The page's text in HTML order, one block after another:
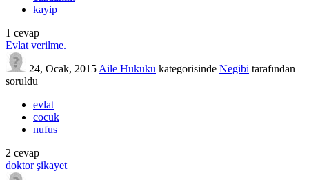
kayip
1 cevap
Evlat verilme.
24, Ocak, 2015 Aile Hukuku kategorisinde Negibi tarafından
soruldu
evlat
cocuk
nufus
2 cevap
doktor şikayet